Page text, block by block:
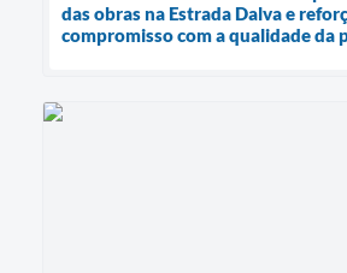
das obras na Estrada Dalva e
compromisso com a qualidade da